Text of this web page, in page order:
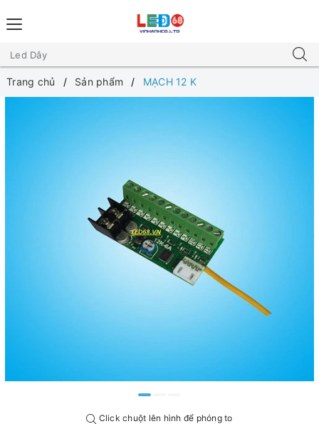
Trang chủ Sản phẩm MẠCH 12 K
Click chuột lên hình để phóng to